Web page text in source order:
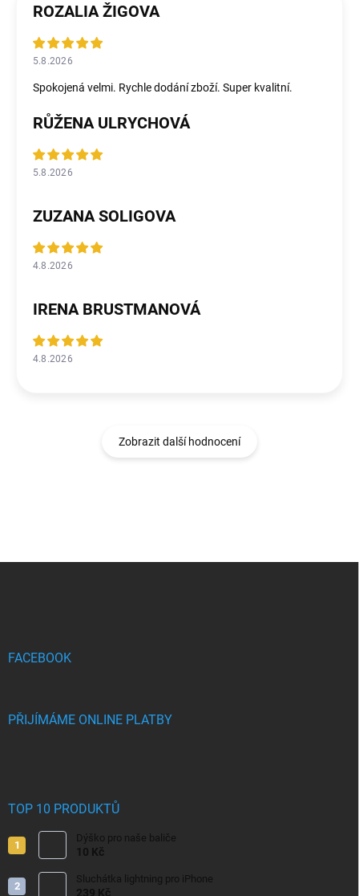
ROZALIA ŽIGOVA
5.8.2026
Spokojená velmi. Rychle dodání zboží. Super kvalitní.
RŮŽENA ULRYCHOVÁ
5.8.2026
ZUZANA SOLIGOVA
4.8.2026
IRENA BRUSTMANOVÁ
4.8.2026
Zobrazit další hodnocení
FACEBOOK
PŘIJÍMÁME ONLINE PLATBY
TOP 10 PRODUKTŮ
Dýško pro naše baliče
10 Kč
Sluchátka lightning pro iPhone
239 Kč